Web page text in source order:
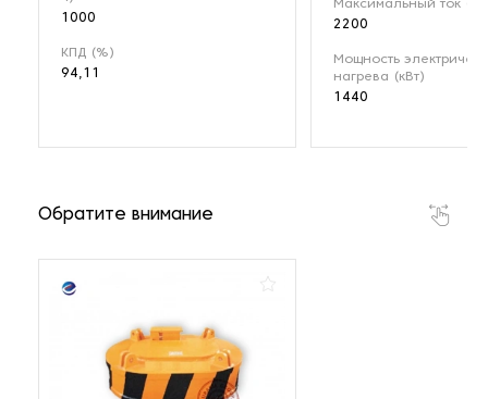
1000
КПД (%)
94,11
Максимальный ток (А)
2200
Мощность
нагрева (кВт)
1440
Обратите внимание